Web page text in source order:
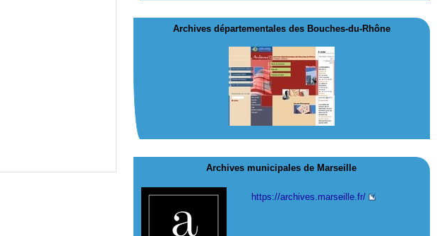
Archives départementales des Bouches-du-Rhône
Archives municipales de Marseille
https://archives.marseille.fr/